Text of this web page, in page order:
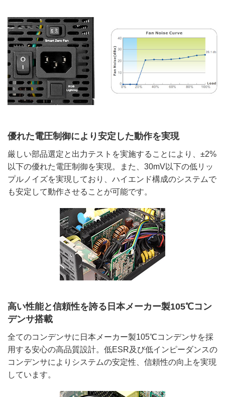
優れた電圧制御により安定した動作を実現
厳しい部品選定と出力テストを実施することにより、±2%
以下の優れた電圧制御を実現。また、30mV以下の低リッ
プルノイズを実現しており、ハイエンド構成のシステムで
も安定して動作させることが可能です。
高い性能と信頼性を誇る日本メーカー製105℃コン
デンサ搭載
全てのコンデンサに日本メーカー製105℃コンデンサを採
用する安心の高品質設計。低ESR及び低インピーダンスの
コンデンサによりシステムの安定性、信頼性の向上を実現
しています。